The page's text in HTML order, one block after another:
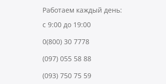
Работаем каждый день:
с 9:00 до 19:00
0(800) 30 7778
(097) 055 58 88
(093) 750 75 59